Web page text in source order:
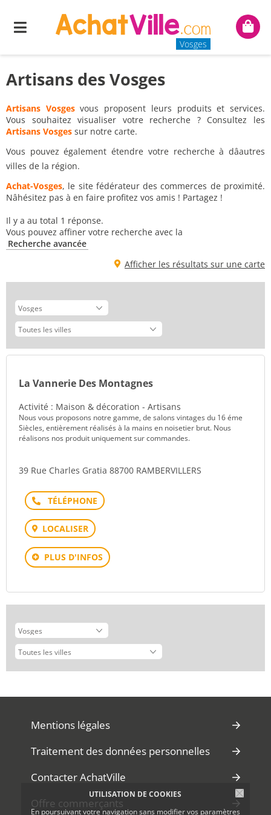
UTILISATION DE COOKIES
En poursuivant votre navigation sans modifier vos paramètres
Menu
Vosges
Mon
Artisans des Vosges
Artisans Vosgesvous proposent leurs produits et services.
Vous souhaitez visualiser votre recherche ? Consultez les
Artisans Vosges sur notre carte.
Vous pouvez également étendre votre recherche à dâautres
villes de la région.
Achat-Vosges, le site fédérateur des commerces de proximité.
Nâhésitez pas à en faire profitez vos amis ! Partagez !
Il y a au total 1 réponse.
Vous pouvez affiner votre recherche avec la
Recherche avancée
Afficher les résultats sur une carte
La Vannerie Des Montagnes
Activité : Maison & décoration - Artisans
Nous vous proposons notre gamme, de salons vintages du 16 éme
Siècles, entièrement réalisés à la mains en noisetier brut. Nous
réalisons nos produit uniquement sur commandes.
39 Rue Charles Gratia 88700 RAMBERVILLERS
Téléphone
LOCALISER
PLUS D'INFOS
Mentions légales
Traitement des données personnelles
Contacter AchatVille
Offre commerçants